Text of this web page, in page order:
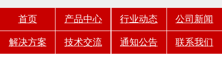
首页 产品中心 行业动态 公司新闻
解决方案 技术交流 通知公告 联系我们